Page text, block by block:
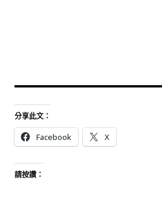
分享此文：
Facebook
X
請按讚：